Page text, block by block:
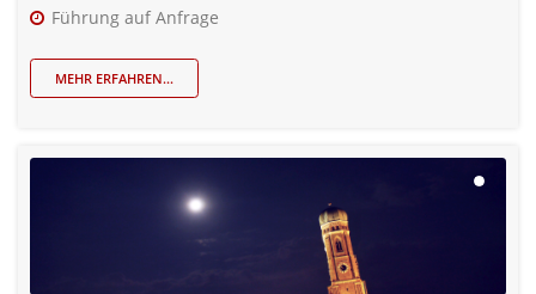
Führung auf Anfrage
MEHR ERFAHREN...